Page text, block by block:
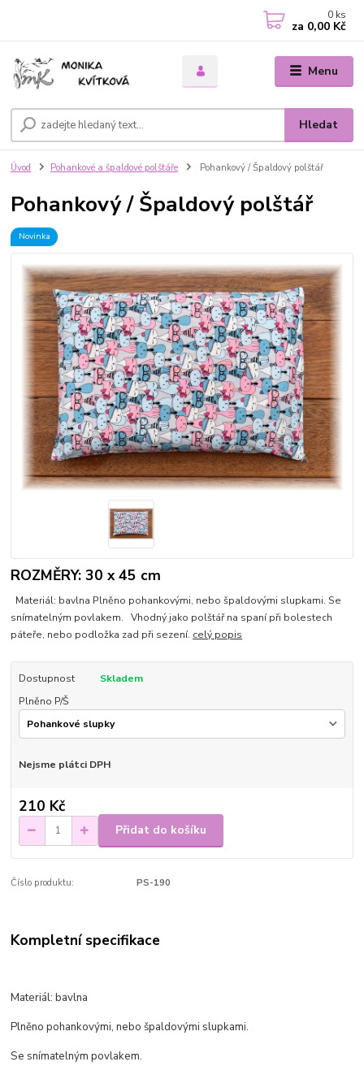
Menu
Hledat
0 ks
za 0,00 Kč
Úvod Pohankové a špaldové polštáře Pohankový / Špaldový polštář
Pohankový / Špaldový polštář
Novinka
ROZMĚRY: 30 x 45 cm
Materiál: bavlna Plněno pohankovými, nebo špaldovými slupkami. Se
snímatelným povlakem. Vhodný jako polštář na spaní při bolestech
páteře, nebo podložka zad při sezení. celý popis
Dostupnost
Skladem
Plněno P/Š
Nejsme plátci DPH
210 Kč
Přidat do košíku
Číslo produktu: PS-190
Kompletní specifikace
Materiál: bavlna
Plněno pohankovými, nebo špaldovými slupkami.
Se snímatelným povlakem.